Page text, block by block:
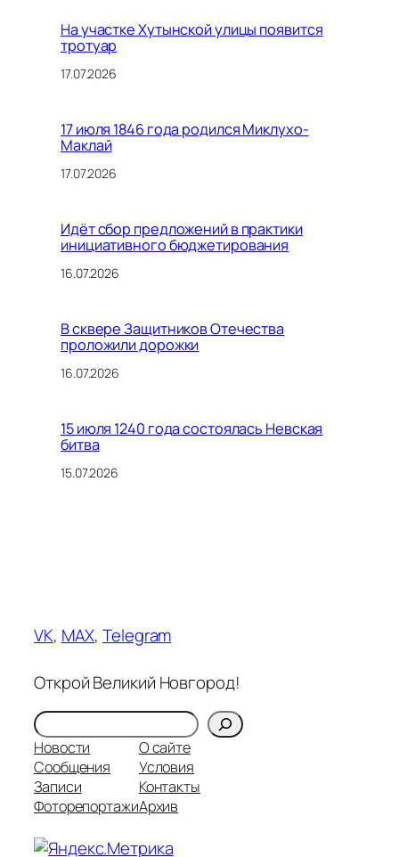
На участке Хутынской улицы появится
тротуар
17.07.2026
17 июля 1846 года родился Миклухо-
Маклай
17.07.2026
Идёт сбор предложений в практики
инициативного бюджетирования
16.07.2026
В сквере Защитников Отечества
проложили дорожки
16.07.2026
15 июля 1240 года состоялась Невская
битва
15.07.2026
VK, MAX,Telegram
Открой Великий Новгород!
Поиск
Новости
Сообщения
Записи
Фоторепортажи
О сайте
Условия
Контакты
Архив